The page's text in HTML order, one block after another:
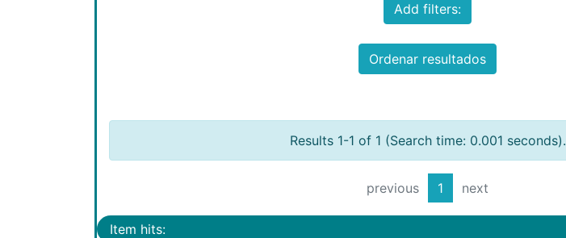
Add filters:
Ordenar resultados
Results 1-1 of 1 (Search time: 0.001 seconds).
previous 1 next
Item hits: